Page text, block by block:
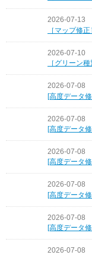
2026-07-13
［マップ修
2026-07-10
［グリーン
2026-07-08
[高度データ
2026-07-08
[高度データ
2026-07-08
[高度データ
2026-07-08
[高度データ
2026-07-08
[高度データ
2026-07-08